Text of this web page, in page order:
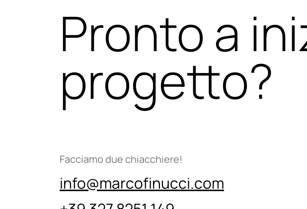
Pronto a
progetto?
Facciamo due chiacchiere!
info@marcofinucci.com